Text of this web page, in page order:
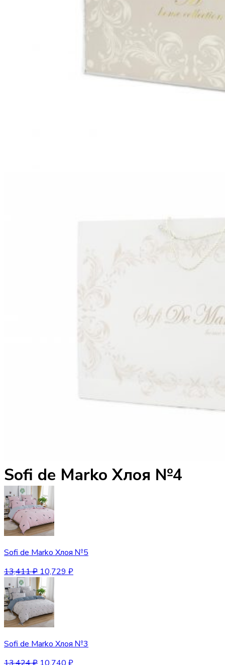
Sofi de Marko Хлоя №4
Sofi de Marko Хлоя №5
13,411₽ 10,729 ₽
Sofi de Marko Хлоя №3